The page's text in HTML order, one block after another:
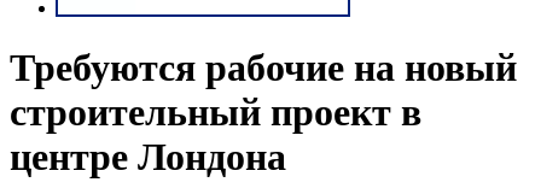
Требуются рабочие на новый
строительный проект в
центре Лондона